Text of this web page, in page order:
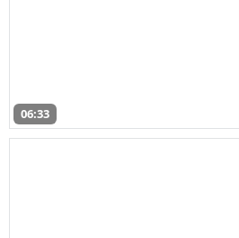
06:33